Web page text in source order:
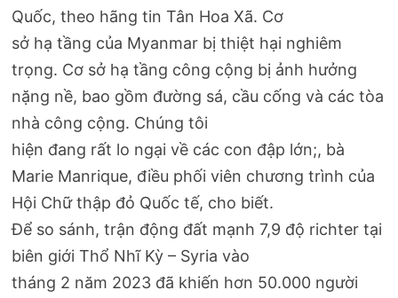
Quốc, theo hãng tin Tân Hoa Xã. Cơ
sở hạ tầng của Myanmar bị thiệt hại nghiêm
trọng. Cơ sở hạ tầng công cộng bị ảnh hưởng
nặng nề, bao gồm đường sá, cầu cống và các tòa
nhà công cộng. Chúng tôi
hiện đang rất lo ngại về các con đập lớn;, bà
Marie Manrique, điều phối viên chương trình của
Hội Chữ thập đỏ Quốc tế, cho biết.
Để so sánh, trận động đất mạnh 7,9 độ richter tại
biên giới Thổ Nhĩ Kỳ – Syria vào
tháng 2 năm 2023 đã khiến hơn 50.000 người